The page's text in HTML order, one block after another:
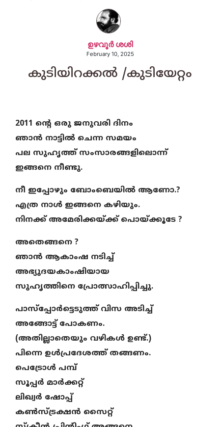
ഉഴവൂര്‍ ശശി
February 10, 2025
കുടിയിറക്കൽ /കുടിയേറ്റം
2011 ന്റെ ഒരു ജനുവരി ദിനം
ഞാൻ നാട്ടിൽ ചെന്ന സമയം
പല സുഹൃത്ത് സംസാരങ്ങളിലൊന്ന്
ഇങ്ങനെ നീണ്ടു.
നീ ഇപ്പോഴും ബോംബെയിൽ ആണോ.?
എത്ര നാൾ ഇങ്ങനെ കഴിയും.
നിനക്ക് അമേരിക്കയ്ക്ക് പൊയ്ക്കൂടേ ?
അതെങ്ങനെ ?
ഞാൻ ആകാംഷ നടിച്ച്
അഭ്യുദയകാംഷിയായ
സുഹൃത്തിനെ പ്രോത്സാഹിപ്പിച്ചു.
പാസ്പ്പോർട്ടെടുത്ത് വിസ അടിച്ച്
അങ്ങോട്ട് പോകണം.
(അതില്ലാതെയും വഴികൾ ഉണ്ട്.)
പിന്നെ ഉൾപ്രദേശത്ത് തങ്ങണം.
പെട്രോൾ പമ്പ്
സൂപ്പർ മാർക്കറ്റ്
ലിഖ്വർ ഷോപ്പ്
കൺസ്ട്രക്ഷൻ സൈറ്റ്